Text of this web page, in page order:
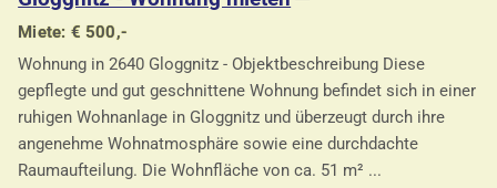
Miete: € 500,-
Wohnung in 2640 Gloggnitz - Objektbeschreibung Diese
gepflegte und gut geschnittene Wohnung befindet sich in einer
ruhigen Wohnanlage in Gloggnitz und überzeugt durch ihre
angenehme Wohnatmosphäre sowie eine durchdachte
Raumaufteilung. Die Wohnfläche von ca. 51 m² ...